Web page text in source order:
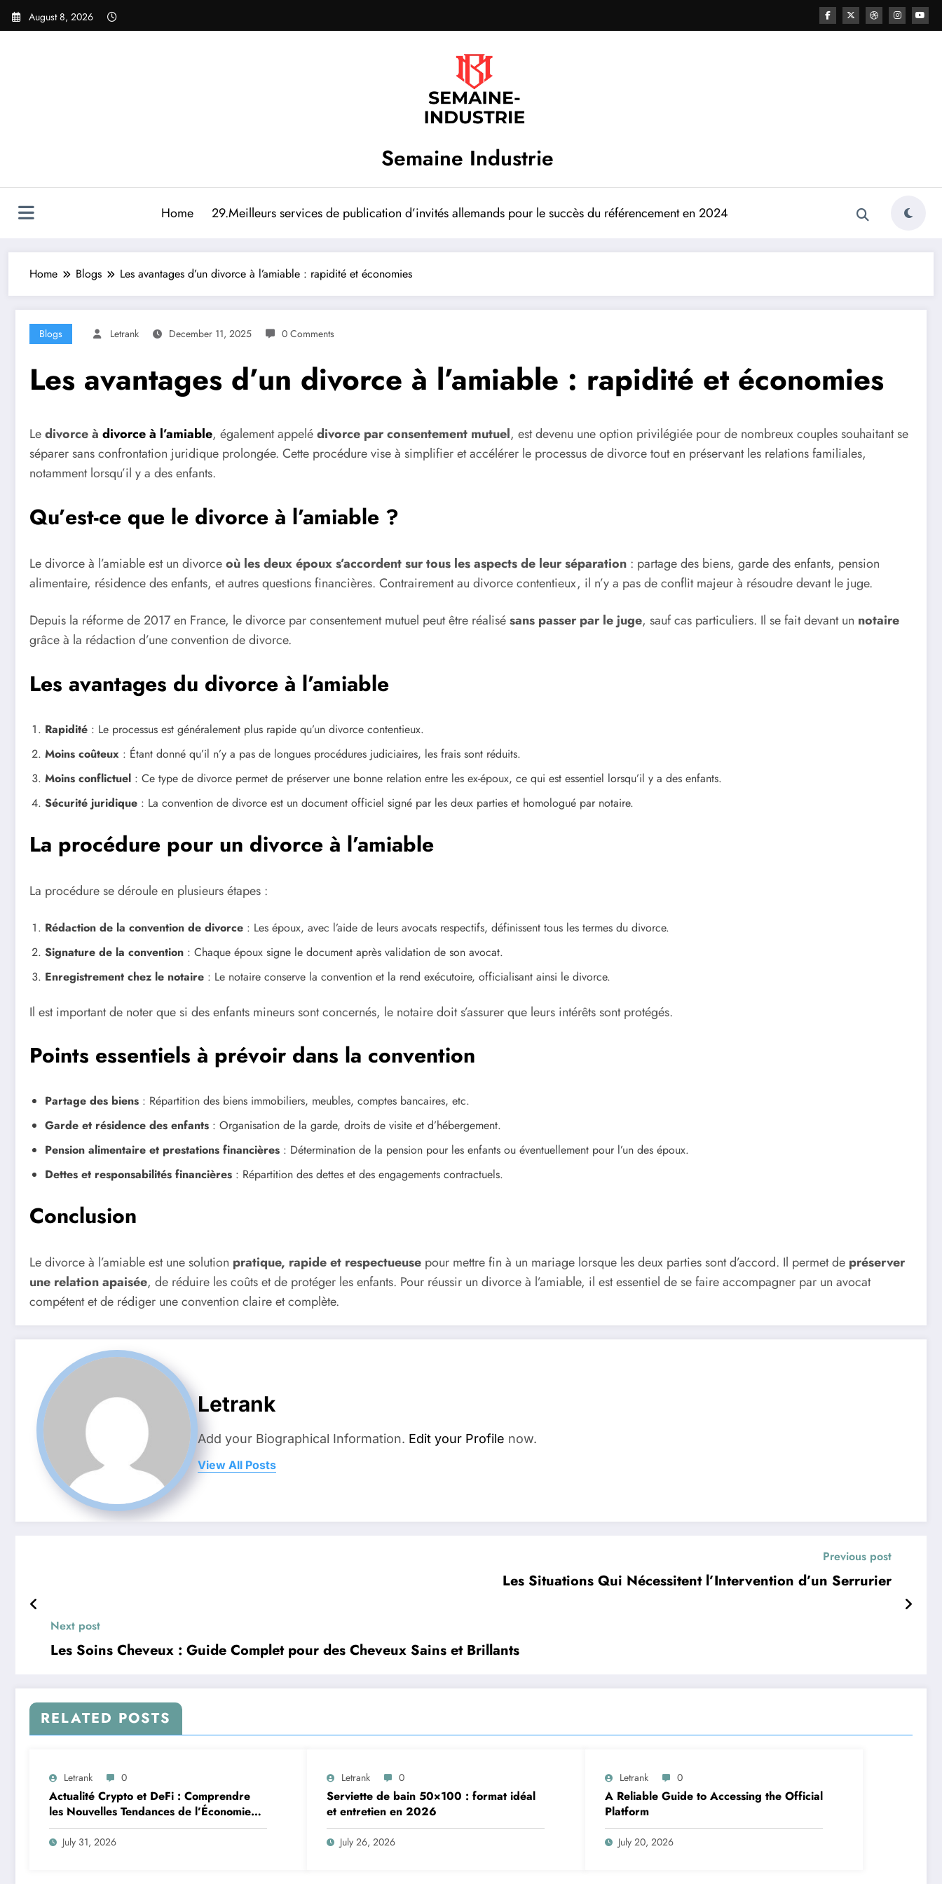
Skip
August 8, 2026
Semaine Industrie
Home 29.Meilleurs services de publication d’invités allemands pour le succès du référencement en 2024
Home Blogs Les avantages d’un divorce à l’amiable : rapidité et économies
Blogs Letrank December 11, 2025 0 Comments
Les avantages d’un divorce à l’amiable : rapidité et économies
Ledivorce à divorce à l’amiable, également appelédivorce par consentement mutuel, est devenu une option privilégiée pour de nombreux couples souhaitant se
séparer sans confrontation juridique prolongée. Cette procédure vise à simplifier et accélérer le processus de divorce tout en préservant les relations familiales,
notamment lorsqu’il y a des enfants.
Qu’est-ce que le divorce à l’amiable ?
Le divorce à l’amiable est un divorceoù les deux époux s’accordent sur tous les aspects de leur séparation : partage des biens, garde des enfants, pension
alimentaire, résidence des enfants, et autres questions financières. Contrairement au divorce contentieux, il n’y a pas de conflit majeur à résoudre devant le juge.
Depuis la réforme de 2017 en France, le divorce par consentement mutuel peut être réalisésans passer par le juge, sauf cas particuliers. Il se fait devant un notaire
grâce à la rédaction d’une convention de divorce.
Les avantages du divorce à l’amiable
Rapidité : Le processus est généralement plus rapide qu’un divorce contentieux.
Moins coûteux : Étant donné qu’il n’y a pas de longues procédures judiciaires, les frais sont réduits.
Moins conflictuel : Ce type de divorce permet de préserver une bonne relation entre les ex-époux, ce qui est essentiel lorsqu’il y a des enfants.
Sécurité juridique : La convention de divorce est un document officiel signé par les deux parties et homologué par notaire.
La procédure pour un divorce à l’amiable
La procédure se déroule en plusieurs étapes :
Rédaction de la convention de divorce : Les époux, avec l’aide de leurs avocats respectifs, définissent tous les termes du divorce.
Signature de la convention : Chaque époux signe le document après validation de son avocat.
Enregistrement chez le notaire : Le notaire conserve la convention et la rend exécutoire, officialisant ainsi le divorce.
Il est important de noter que si des enfants mineurs sont concernés, le notaire doit s’assurer que leurs intérêts sont protégés.
Points essentiels à prévoir dans la convention
Partage des biens : Répartition des biens immobiliers, meubles, comptes bancaires, etc.
Garde et résidence des enfants : Organisation de la garde, droits de visite et d’hébergement.
Pension alimentaire et prestations financières : Détermination de la pension pour les enfants ou éventuellement pour l’un des époux.
Dettes et responsabilités financières : Répartition des dettes et des engagements contractuels.
Conclusion
Le divorce à l’amiable est une solution pratique, rapide et respectueuse pour mettre fin à un mariage lorsque les deux parties sont d’accord. Il permet de préserver
une relation apaisée, de réduire les coûts et de protéger les enfants. Pour réussir un divorce à l’amiable, il est essentiel de se faire accompagner par un avocat
compétent et de rédiger une convention claire et complète.
Letrank
Add your Biographical Information. Edit your Profile now.
View All Posts
Previous post
Les Situations Qui Nécessitent l’Intervention d’un Serrurier
Next post
Les Soins Cheveux : Guide Complet pour des Cheveux Sains et Brillants
RELATED POSTS
Letrank 0
Actualité Crypto et DeFi : Comprendre
les Nouvelles Tendances de l’Économie
Numérique
July 31, 2026
Letrank 0
Serviette de bain 50×100 : format idéal
et entretien en 2026
July 26, 2026
Letrank 0
A Reliable Guide to Accessing the Official
Platform
July 20, 2026